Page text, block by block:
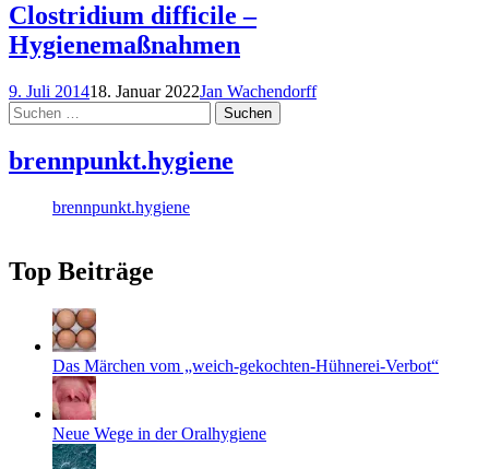
Clostridium difficile –
Hygienemaßnahmen
9. Juli 201418. Januar 2022Jan Wachendorff
Suchen
nach:
brennpunkt.hygiene
brennpunkt.hygiene
Top Beiträge
Das Märchen vom „weich-gekochten-Hühnerei-Verbot“
Neue Wege in der Oralhygiene